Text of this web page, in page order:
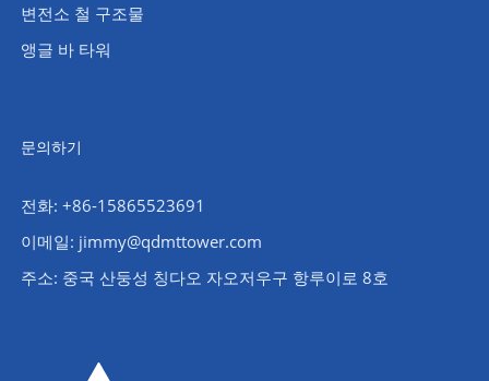
변전소 철 구조물
앵글 바 타워
문의하기
전화: +86-15865523691
이메일: jimmy@qdmttower.com
주소: 중국 산둥성 칭다오 자오저우구 항루이로 8호